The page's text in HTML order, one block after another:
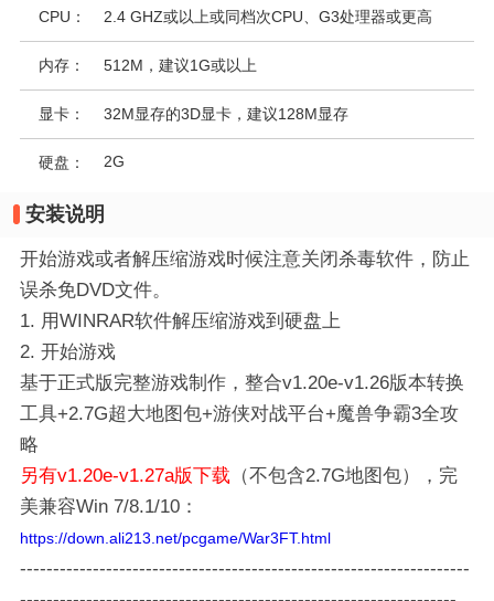
CPU： 2.4 GHZ或以上或同档次CPU、G3处理器或更高
内存： 512M，建议1G或以上
显卡： 32M显存的3D显卡，建议128M显存
硬盘： 2G
安装说明
开始游戏或者解压缩游戏时候注意关闭杀毒软件，防止
误杀免DVD文件。
1. 用WINRAR软件解压缩游戏到硬盘上
2. 开始游戏
基于正式版完整游戏制作，整合v1.20e-v1.26版本转换
工具+2.7G超大地图包+游侠对战平台+魔兽争霸3全攻
略
另有v1.20e-v1.27a版下载 （不包含2.7G地图包），完
美兼容Win 7/8.1/10：
https://down.ali213.net/pcgame/War3FT.html
--------------------------------------------------------------------